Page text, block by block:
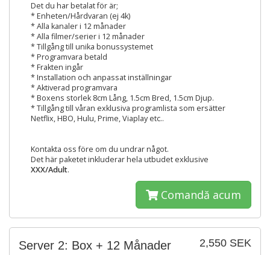
Det du har betalat för är;
* Enheten/Hårdvaran (ej 4k)
* Alla kanaler i 12 månader
* Alla filmer/serier i 12 månader
* Tillgång till unika bonussystemet
* Programvara betald
* Frakten ingår
* Installation och anpassat inställningar
* Aktiverad programvara
* Boxens storlek 8cm Lång, 1.5cm Bred, 1.5cm Djup.
* Tillgång till våran exklusiva programlista som ersätter
Netflix, HBO, Hulu, Prime, Viaplay etc..
Kontakta oss före om du undrar något.
Det här paketet inkluderar hela utbudet exklusive
XXX/Adult.
Comandă acum
2,550 SEK
Server 2: Box + 12 Månader